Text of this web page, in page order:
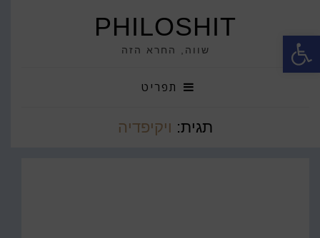
פתח סרגל נגישות PHILOSHIT
שווה, החרא הזה
תפריט
תגית: ויקיפדיה